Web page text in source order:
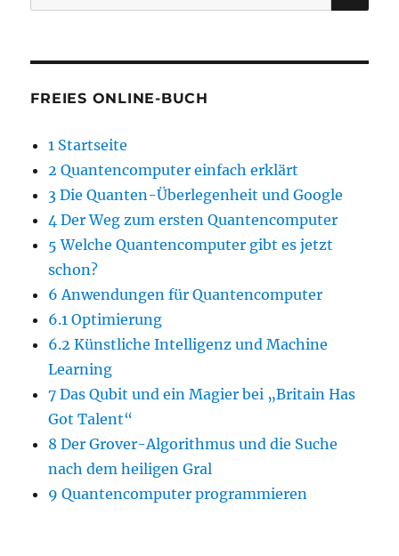
nach:
FREIES ONLINE-BUCH
1 Startseite
2 Quantencomputer einfach erklärt
3 Die Quanten-Überlegenheit und Google
4 Der Weg zum ersten Quantencomputer
5 Welche Quantencomputer gibt es jetzt
schon?
6 Anwendungen für Quantencomputer
6.1 Optimierung
6.2 Künstliche Intelligenz und Machine
Learning
7 Das Qubit und ein Magier bei „Britain Has
Got Talent“
8 Der Grover-Algorithmus und die Suche
nach dem heiligen Gral
9 Quantencomputer programmieren